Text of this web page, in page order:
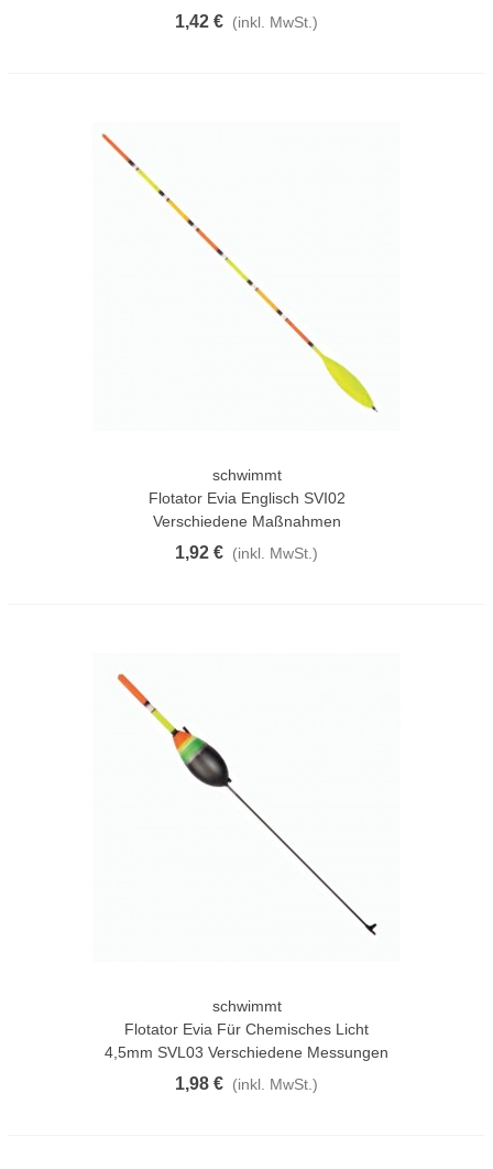
1,42 € (inkl. MwSt.)
schwimmt
Flotator Evia Englisch SVI02
Verschiedene Maßnahmen
1,92 € (inkl. MwSt.)
schwimmt
Flotator Evia Für Chemisches Licht
4,5mm SVL03 Verschiedene Messungen
1,98 € (inkl. MwSt.)